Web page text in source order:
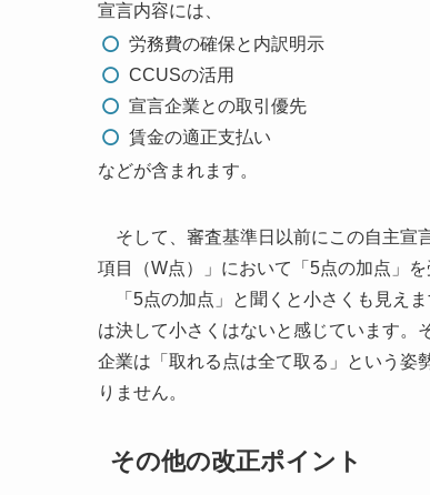
宣言内容には、
労務費の確保と内訳明示
CCUSの活用
宣言企業との取引優先
賃金の適正支払い
などが含まれます。
そして、審査基準日以前にこの自主宣
項目（W点）」において「5点の加点」を
「5点の加点」と聞くと小さくも見え
は決して小さくはないと感じています。
企業は「取れる点は全て取る」という姿
りません。
その他の改正ポイント